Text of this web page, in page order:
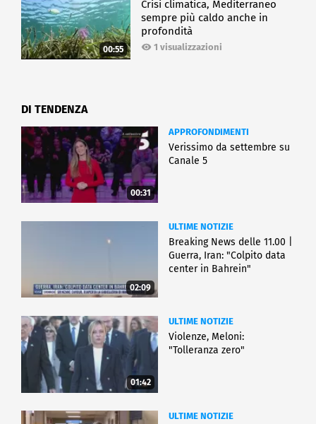
00:55
Crisi climatica, Mediterraneo
sempre più caldo anche in
profondità
1 visualizzazioni
DI TENDENZA
00:31
APPROFONDIMENTI
Verissimo da settembre su
Canale 5
02:09
ULTIME NOTIZIE
Breaking News delle 11.00 |
Guerra, Iran: "Colpito data
center in Bahrein"
01:42
ULTIME NOTIZIE
Violenze, Meloni:
"Tolleranza zero"
ULTIME NOTIZIE